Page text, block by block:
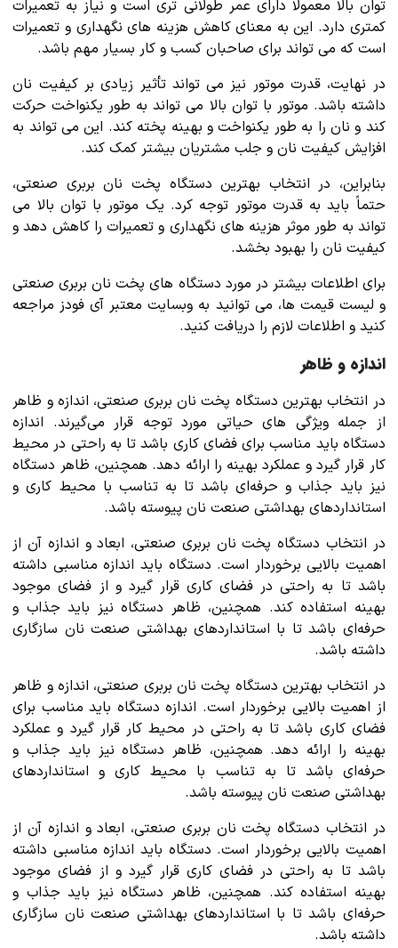
توان بالا معمولاً دارای عمر طولانی تری است و نیاز به تعمیرات
کمتری دارد. این به معنای کاهش هزینه های نگهداری و تعمیرات
است که می تواند برای صاحبان کسب و کار بسیار مهم باشد.
در نهایت، قدرت موتور نیز می تواند تأثیر زیادی بر کیفیت نان
داشته باشد. موتور با توان بالا می تواند به طور یکنواخت حرکت
کند و نان را به طور یکنواخت و بهینه پخته کند. این می تواند به
افزایش کیفیت نان و جلب مشتریان بیشتر کمک کند.
بنابراین، در انتخاب بهترین دستگاه پخت نان بربری صنعتی،
حتماً باید به قدرت موتور توجه کرد. یک موتور با توان بالا می
تواند به طور موثر هزینه های نگهداری و تعمیرات را کاهش دهد و
کیفیت نان را بهبود بخشد.
برای اطلاعات بیشتر در مورد دستگاه های پخت نان بربری صنعتی
و لیست قیمت ها، می توانید به وبسایت معتبر آی فودز مراجعه
کنید و اطلاعات لازم را دریافت کنید.
اندازه و ظاهر
در انتخاب بهترین دستگاه پخت نان بربری صنعتی، اندازه و ظاهر
از جمله ویژگی های حیاتی مورد توجه قرار می‌گیرند. اندازه
دستگاه باید مناسب برای فضای کاری باشد تا به راحتی در محیط
کار قرار گیرد و عملکرد بهینه را ارائه دهد. همچنین، ظاهر دستگاه
نیز باید جذاب و حرفه‌ای باشد تا به تناسب با محیط کاری و
استانداردهای بهداشتی صنعت نان پیوسته باشد.
در انتخاب دستگاه پخت نان بربری صنعتی، ابعاد و اندازه آن از
اهمیت بالایی برخوردار است. دستگاه باید اندازه مناسبی داشته
باشد تا به راحتی در فضای کاری قرار گیرد و از فضای موجود
بهینه استفاده کند. همچنین، ظاهر دستگاه نیز باید جذاب و
حرفه‌ای باشد تا با استانداردهای بهداشتی صنعت نان سازگاری
داشته باشد.
در انتخاب بهترین دستگاه پخت نان بربری صنعتی، اندازه و ظاهر
از اهمیت بالایی برخوردار است. اندازه دستگاه باید مناسب برای
فضای کاری باشد تا به راحتی در محیط کار قرار گیرد و عملکرد
بهینه را ارائه دهد. همچنین، ظاهر دستگاه نیز باید جذاب و
حرفه‌ای باشد تا به تناسب با محیط کاری و استانداردهای
بهداشتی صنعت نان پیوسته باشد.
در انتخاب دستگاه پخت نان بربری صنعتی، ابعاد و اندازه آن از
اهمیت بالایی برخوردار است. دستگاه باید اندازه مناسبی داشته
باشد تا به راحتی در فضای کاری قرار گیرد و از فضای موجود
بهینه استفاده کند. همچنین، ظاهر دستگاه نیز باید جذاب و
حرفه‌ای باشد تا با استانداردهای بهداشتی صنعت نان سازگاری
داشته باشد.